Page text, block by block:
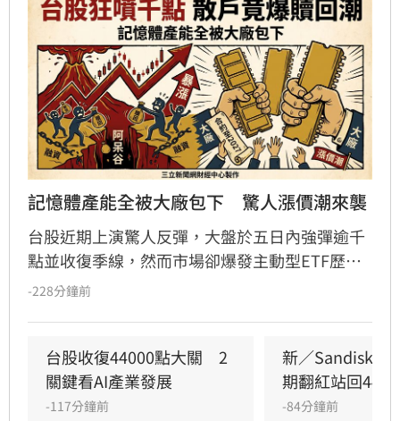
記憶體產能全被大廠包下　驚人漲價潮來襲
台股近期上演驚人反彈，大盤於五日內強彈逾千
點並收復季線，然而市場卻爆發主動型ETF歷史
級別的贖回潮，許多散戶因恐慌而在低檔急殺脫
慎應對。產業方面，記憶體受惠於AI需求爆發，
三星與美光產能遭鎖定至2027年，引發終端產品
漲價潮。此外，AI晶片戰局出現轉折，馬斯克公
-228分鐘前
台股收復44000點大關　2
關鍵看AI產業發展
-117分鐘前
新／Sandisk挫
期翻紅站回
-84分鐘前